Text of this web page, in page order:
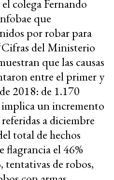
colega Fernando
que
por robar para
del Ministerio
que las causas
entre el primer y
2018: de 1.170
implica un incremento
a diciembre
total de hechos
flagrancia el 46%
tentativas de robos,